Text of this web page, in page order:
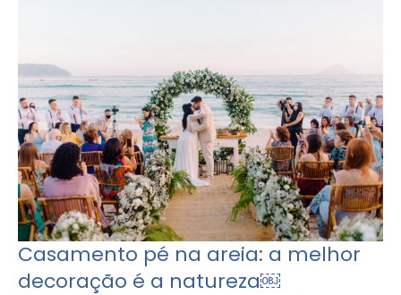
Casamento pé na areia: a melhor
decoração é a natureza￼